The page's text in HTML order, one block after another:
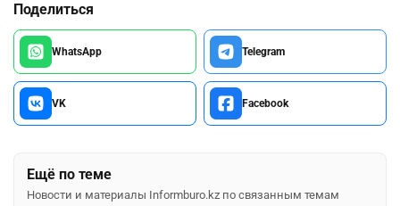
Поделиться
WhatsApp Telegram
VK Facebook
Ещё по теме
Новости и материалы Informburo.kz по связанным темам